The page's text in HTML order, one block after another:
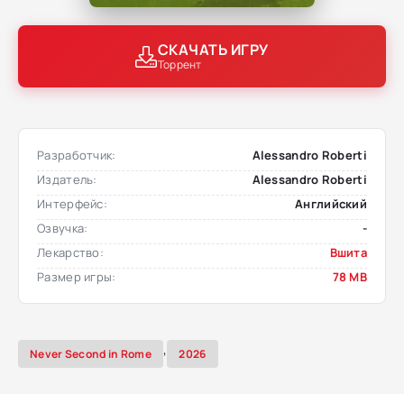
СКАЧАТЬ ИГРУ
Торрент
Разработчик:
Alessandro Roberti
Издатель:
Alessandro Roberti
Интерфейс:
Английский
Озвучка:
-
Лекарство:
Вшита
Размер игры:
78 MB
Never Second in Rome , 2026